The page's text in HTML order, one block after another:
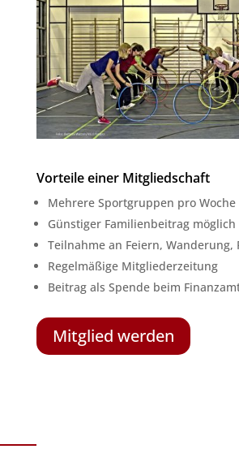
Vorteile einer Mitgliedschaft
Mehrere Sportgruppen pro Woche
Günstiger Familienbeitrag möglich
Teilnahme an Feiern, Wanderung,
Regelmäßige Mitgliederzeitung
Beitrag als Spende beim
Mitglied werden